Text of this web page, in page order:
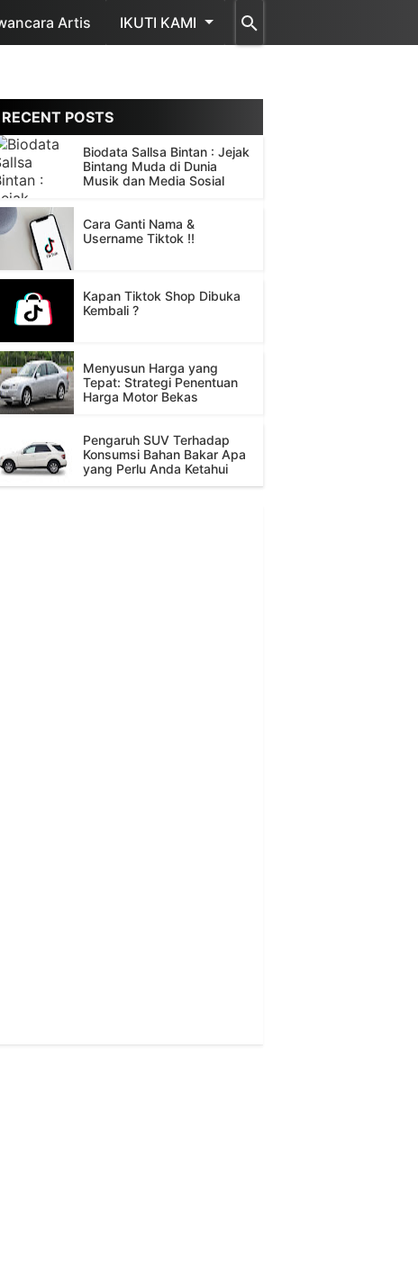
Artis IKUTI KAMI
RECENT POSTS
Biodata Sallsa Bintan : Jejak
Bintang Muda di Dunia
Musik dan Media Sosial
Cara Ganti Nama &
Username Tiktok !!
Kapan Tiktok Shop Dibuka
Kembali ?
Menyusun Harga yang
Tepat: Strategi Penentuan
Harga Motor Bekas
Pengaruh SUV Terhadap
Konsumsi Bahan Bakar Apa
yang Perlu Anda Ketahui